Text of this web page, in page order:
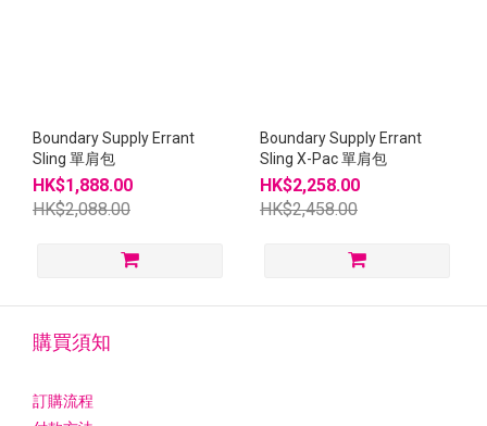
Boundary Supply Errant
Sling 單肩包
HK$1,888.00
HK$2,088.00
Boundary Supply Errant
Sling X-Pac 單肩包
HK$2,258.00
HK$2,458.00
購買須知
訂購流程